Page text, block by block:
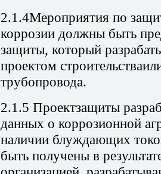
2.1.4Мероприятия по
коррозии должны быть
защиты, который
проектом
трубопровода.
2.1.5 Проектзащиты
данных о коррозионной
наличии блуждающих
быть получены в